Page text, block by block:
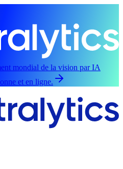
mondial de la vision par IA
et en ligne.